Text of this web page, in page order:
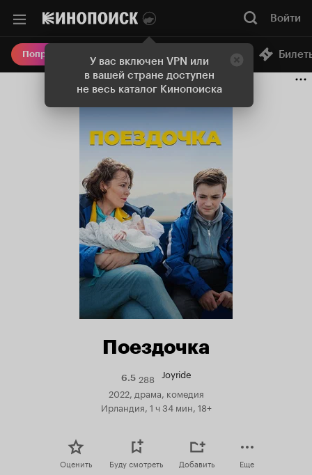
У вас включен VPN или
в вашей стране доступен
не весь каталог Кинопоиска
Войти
Попробовать Плюс Онлайн-кинотеатр
Поездочка
6.5Рейтинг
Кинопоиска
6.5
288
Joyride
2022, драма, комедия
Ирландия, 1 ч 34 мин, 18+
Оценить Буду смотреть Добавить Еще